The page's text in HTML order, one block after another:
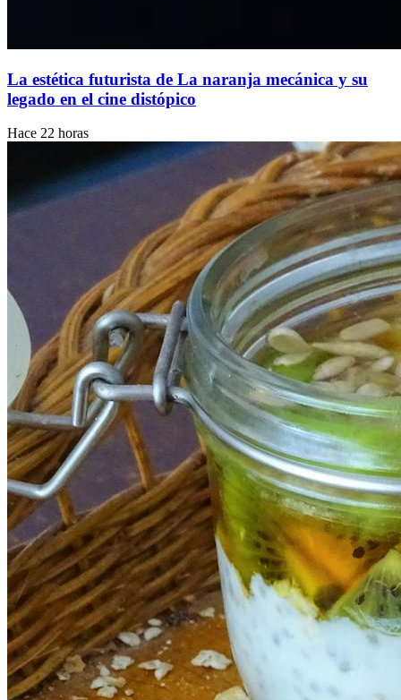
La estética futurista de La naranja mecánica y su
legado en el cine distópico
Hace 22 horas